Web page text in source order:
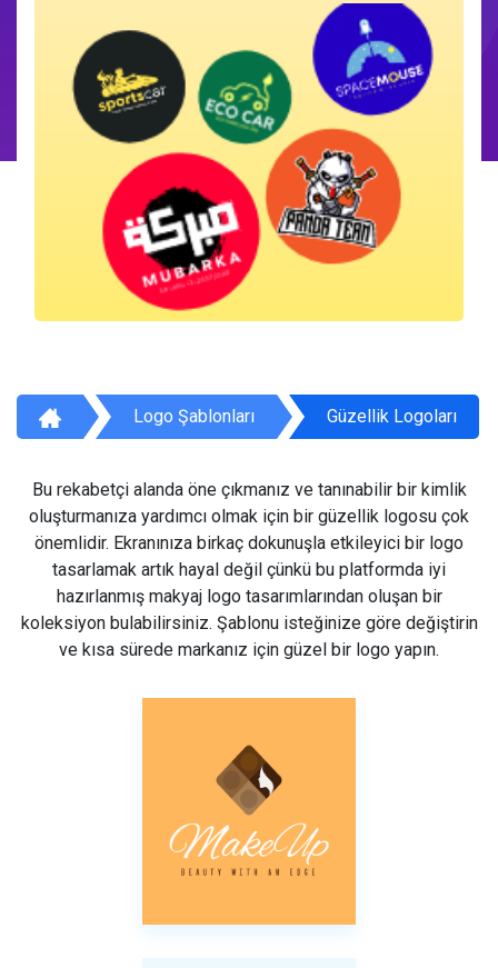
Logo Şablonları Güzellik Logoları
Bu rekabetçi alanda öne çıkmanız ve tanınabilir bir kimlik
oluşturmanıza yardımcı olmak için bir güzellik logosu çok
önemlidir. Ekranınıza birkaç dokunuşla etkileyici bir logo
tasarlamak artık hayal değil çünkü bu platformda iyi
hazırlanmış makyaj logo tasarımlarından oluşan bir
koleksiyon bulabilirsiniz. Şablonu isteğinize göre değiştirin
ve kısa sürede markanız için güzel bir logo yapın.